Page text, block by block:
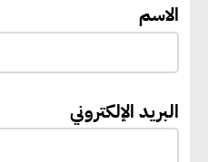
الاسم
البريد الإلكتروني
“بي إس آر”